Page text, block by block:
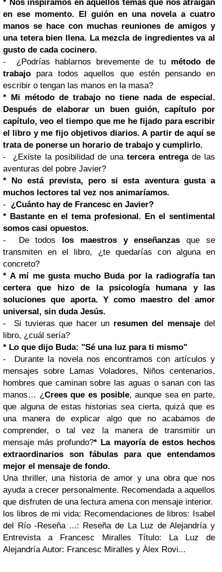
* Nos inspiramos en aquellos temas que nos atraigan
en ese momento. El guión en una novela a cuatro
manos se hace con muchas reuniones de amigos y
una tetera bien llena. La mezcla de ingredientes va al
gusto de cada cocinero.
- ¿Podrías hablarnos brevemente de tu método de
trabajo para todos aquellos que estén pensando en
escribir o tengan las manos en la masa?
* Mi método de trabajo no tiene nada de especial.
Después de elaborar un buen guión, capítulo por
capítulo, veo el tiempo que me he fijado para escribir
el libro y me fijo objetivos diarios. A partir de aquí se
trata de ponerse un horario de trabajo y cumplirlo.
- ¿Existe la posibilidad de unatercera entregade las
aventuras del pobre Javier?
* No está prevista, pero si esta aventura gusta a
muchos lectores tal vez nos animaríamos.
- ¿Cuánto hay de Francesc en Javier?
* Bastante en el tema profesional. En el sentimental
somos casi opuestos.
- De todos los maestros y enseñanzas que se
transmiten en el libro, ¿te quedarías con alguna en
concreto?
* A mí me gusta mucho Buda por la radiografía tan
certera que hizo de la psicología humana y las
soluciones que aporta. Y como maestro del amor
universal, sin duda Jesús.
- Si tuvieras que hacer un resumen del mensaje del
libro, ¿cuál sería?
* Lo que dijo Buda: "Sé una luz para ti mismo"
- Durante la novela nos encontramos con artículos y
mensajes sobre Lamas Voladores, Niños centenarios,
hombres que caminan sobre las aguas o sanan con las
manos… ¿Crees que es posible, aunque sea en parte,
que alguna de estas historias sea cierta, quizá que es
una manera de explicar algo que no acabamos de
comprender, o tal vez la manera de transmitir un
mensaje más profundo?* La mayoría de estos hechos
extraordinarios son fábulas para que entendamos
mejor el mensaje de fondo.
Una thriller, una historia de amor y una obra que nos
ayuda a crecer personalmente. Recomendada a aquellos
que disfruten de una lectura amena con mensaje interior.
los libros de mi vida: Recomendaciones de libros: Isabel
del Río -Reseña ...: Reseña de La Luz de Alejandría y
Entrevista a Francesc Miralles Título: La Luz de
Alejandría Autor: Francesc Miralles y Àlex Rovi...